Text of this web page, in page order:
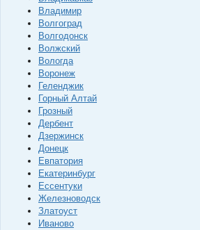
Владимир
Волгоград
Волгодонск
Волжский
Вологда
Воронеж
Геленджик
Горный Алтай
Грозный
Дербент
Дзержинск
Донецк
Евпатория
Екатеринбург
Ессентуки
Железноводск
Златоуст
Иваново